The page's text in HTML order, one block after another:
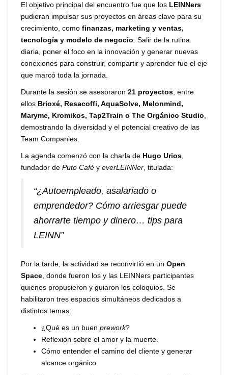
El objetivo principal del encuentro fue que los LEINNers
pudieran impulsar sus proyectos en áreas clave para su
crecimiento, como finanzas, marketing y ventas,
tecnología y modelo de negocio. Salir de la rutina
diaria, poner el foco en la innovación y generar nuevas
conexiones para construir, compartir y aprender fue el eje
que marcó toda la jornada.
Durante la sesión se asesoraron 21 proyectos, entre
ellos Brioxé, Resacoffi, AquaSolve, Melonmind,
Maryme, Kromikos, Tap2Train o The Orgánico Studio,
demostrando la diversidad y el potencial creativo de las
Team Companies.
La agenda comenzó con la charla de Hugo Urios,
fundador de Puto Café y everLEINNer, titulada:
“¿Autoempleado, asalariado o
emprendedor? Cómo arriesgar puede
ahorrarte tiempo y dinero… tips para
LEINN”
Por la tarde, la actividad se reconvirtió en un Open
Space, donde fueron los y las LEINNers participantes
quienes propusieron y guiaron los coloquios. Se
habilitaron tres espacios simultáneos dedicados a
distintos temas:
¿Qué es un buen prework?
Reflexión sobre el amor y la muerte.
Cómo entender el camino del cliente y generar
alcance orgánico.